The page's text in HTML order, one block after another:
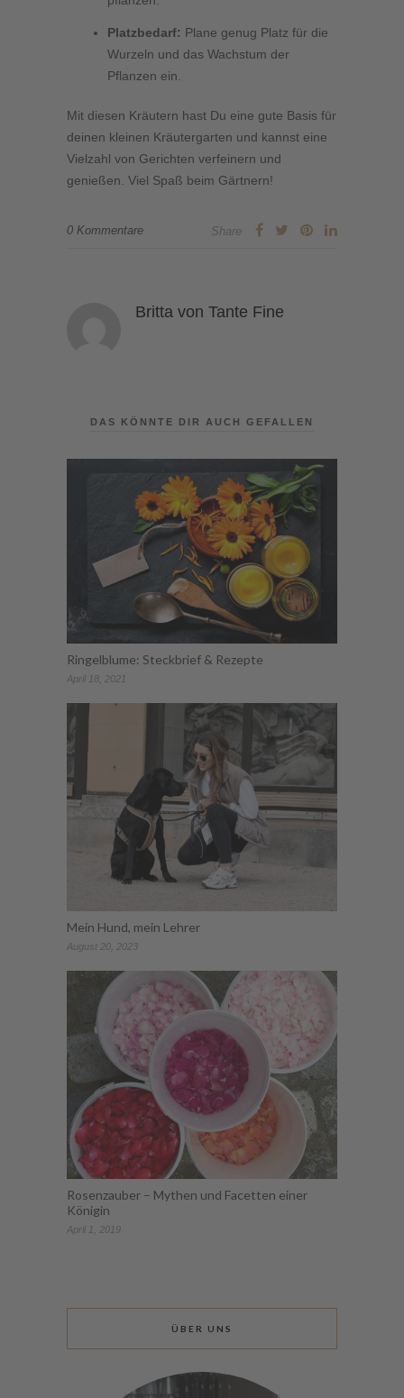
Platzbedarf: Plane genug Platz für die
Wurzeln und das Wachstum der
Pflanzen ein.
Mit diesen Kräutern hast Du eine gute Basis für
deinen kleinen Kräutergarten und kannst eine
Vielzahl von Gerichten verfeinern und
genießen. Viel Spaß beim Gärtnern!
0 Kommentare Share
Britta von Tante Fine
DAS KÖNNTE DIR AUCH GEFALLEN
Ringelblume: Steckbrief & Rezepte
April 18, 2021
Mein Hund, mein Lehrer
August 20, 2023
Rosenzauber – Mythen und Facetten einer
Königin
April 1, 2019
ÜBER UNS